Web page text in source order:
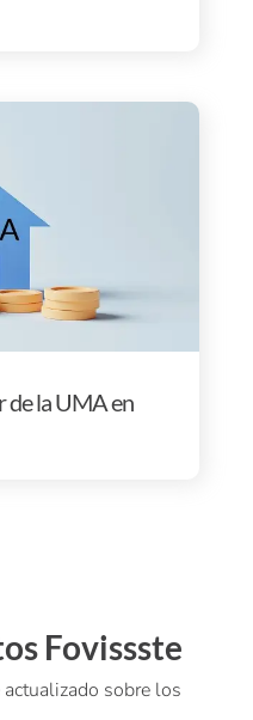
de la UMA en
Fovissste
sobre los